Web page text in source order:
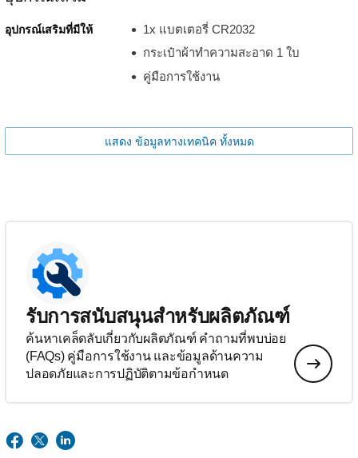
อุปกรณ์เสริมที่มีให้
1x แบตเตอรี่ CR2032
กระเป๋าผ้าทำความสะอาด 1 ใบ
คู่มือการใช้งาน
แสดง ข้อมูลทางเทคนิค ทั้งหมด
รับการสนับสนุนสำหรับผลิตภัณฑ์
ค้นหาเคล็ดลับเกี่ยวกับผลิตภัณฑ์ คำถามที่พบบ่อย
(FAQs) คู่มือการใช้งาน และข้อมูลด้านความ
ปลอดภัยและการปฏิบัติตามข้อกำหนด